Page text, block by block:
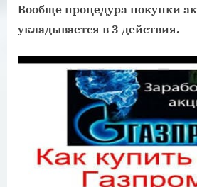
Вообще процедура покупки
укладывается в 3 действия.